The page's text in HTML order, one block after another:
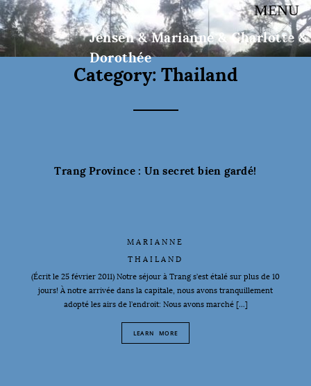
Jensen & Marianne & Charlotte &
Dorothée
Category: Thailand
MENU
Trang Province : Un secret bien gardé!
MARIANNE
THAILAND
(Écrit le 25 février 2011) Notre séjour à Trang s’est étalé sur plus de 10
jours! À notre arrivée dans la capitale, nous avons tranquillement
adopté les airs de l’endroit: Nous avons marché […]
LEARN MORE